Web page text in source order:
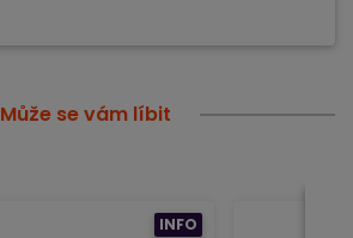
Může se vám líbit
INFO